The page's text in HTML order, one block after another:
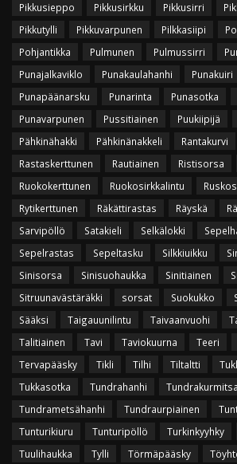
Pikkusieppo
Pikkusirkku Pikkusirri
Pikkutylli
Pikkuvarpunen Pilkkasiipi
Pohjantikka
Pulmunen Pulmussirri
Punajalkaviklo
Punakaulahanhi Punakuiri
Punapäänarsku
Punarinta Punasotka
Punavarpunen
Pussitiainen Puukiipijä
Pähkinähakki
Pähkinänakkeli Rantakurvi
Rastaskerttunen
Rautiainen Ristisorsa
Ruokokerttunen
Ruokosirkkalintu
Rytikerttunen
Räkättirastas Räyskä
Sarvipöllö
Satakieli Selkälokki
Sepelrastas
Sepeltasku Silkkiuikku
Sinisorsa
Sinisuohaukka Sinitiainen
Sitruunavästäräkki
sorsat Suokukko
Sääksi
Taigauunilintu Taivaanvuohi
Talitiainen
Tavi Taviokuurna Teeri
Tervapääsky
Tikli Tilhi Tiltaltti
Tukkasotka
Tundrahanhi
Tundrakurmitsa
Tundrametsähanhi
Tundraurpiainen
Tunturikiuru
Tunturipöllö Turkinkyyhky
Tuulihaukka
Tylli Törmäpääsky